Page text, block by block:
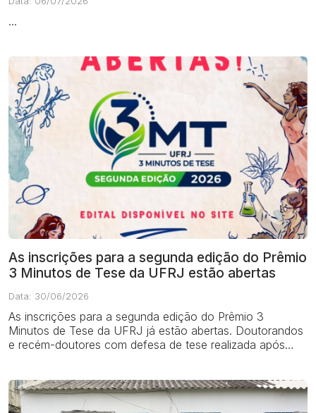
...
As inscrições para a segunda edição do Prêmio
3 Minutos de Tese da UFRJ estão abertas
Data: 30/06/2026
As inscrições para a segunda edição do Prêmio 3
Minutos de Tese da UFRJ já estão abertas. Doutorandos
e recém-doutores com defesa de tese realizada após